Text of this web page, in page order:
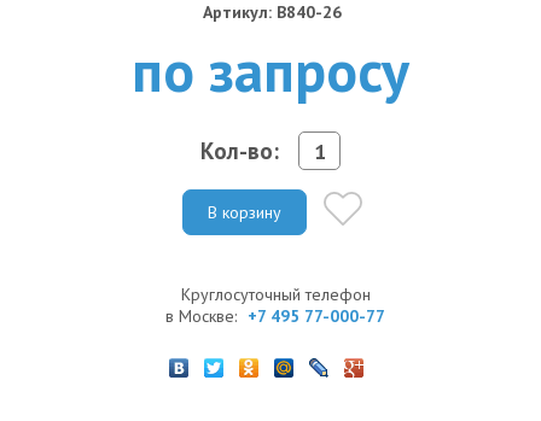
Артикул: B840-26
по запросу
Кол-во:
В корзину
Круглосуточный телефон
в Москве: +7 495 77-000-77